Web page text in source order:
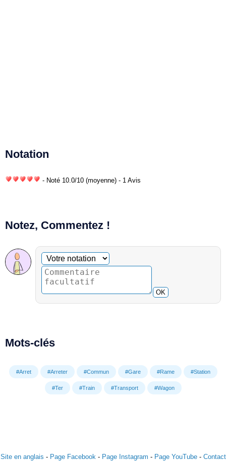
Notation
- Noté 10.0/10 (moyenne) - 1 Avis
Notez, Commentez !
Commentaire facultatif
Votre notation
OK
Mots-clés
#Arret #Arreter #Commun #Gare #Rame #Station
#Ter #Train #Transport #Wagon
Site en anglais - Page Facebook - Page Instagram - Page YouTube- Contact